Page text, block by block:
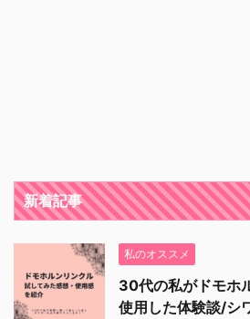
新着記事
私のオススメ
30代の私がドモホ
使用した体験談/シ